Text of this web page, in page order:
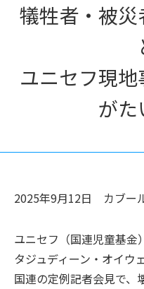
犠牲者・被
ユニセフ現
がた
2025年9月12日 カブー
ユニセフ（国連児童基金
タジュディーン・オイウ
国連の定例記者会見で、